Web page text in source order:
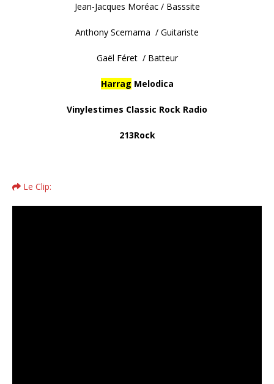
Jean-Jacques Moréac / Basssite
Anthony Scemama / Guitariste
Gaël Féret / Batteur
Harrag Melodica
Vinylestimes Classic Rock Radio
213Rock
Le Clip: